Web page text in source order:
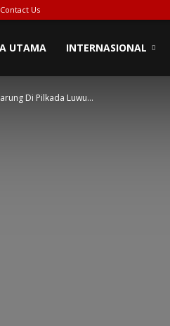
Contact Us
UTAMA INTERNASIONAL
Di Pilkada Luwu...